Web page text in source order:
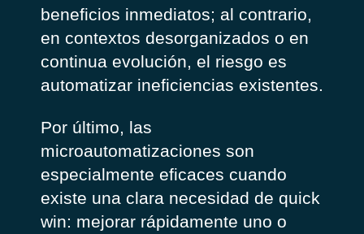
beneficios inmediatos; al contrario,
en contextos desorganizados o en
continua evolución, el riesgo es
automatizar ineficiencias existentes.
Por último, las
microautomatizaciones son
especialmente eficaces cuando
existe una clara necesidad de quick
win: mejorar rápidamente uno o